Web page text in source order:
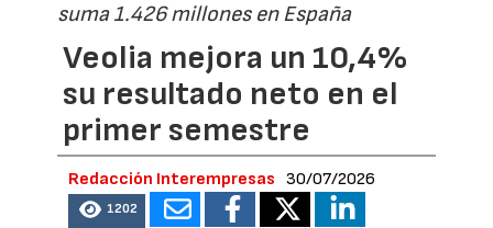
suma 1.426 millones en España
Veolia mejora un 10,4%
su resultado neto en el
primer semestre
Redacción Interempresas 30/07/2026
1202